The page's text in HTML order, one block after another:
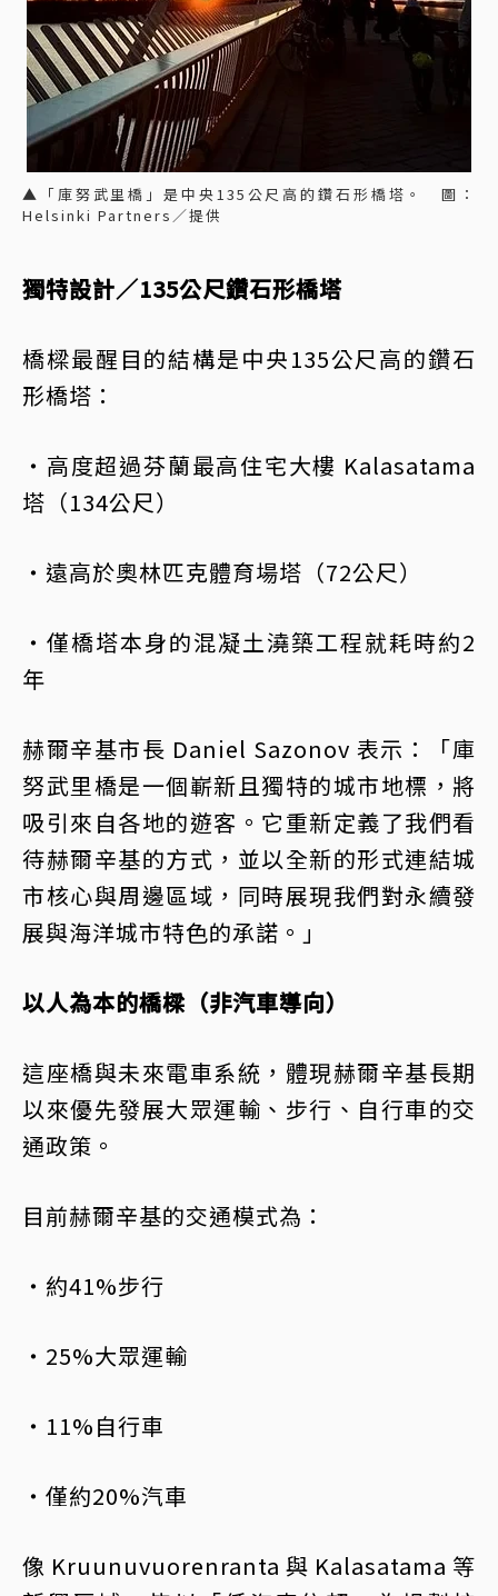
▲「庫努武里橋」是中央135公尺高的鑽石形橋塔。 圖：
Helsinki Partners／提供
獨特設計／135公尺鑽石形橋塔
橋樑最醒目的結構是中央135公尺高的鑽石
形橋塔：
・高度超過芬蘭最高住宅大樓 Kalasatama
塔（134公尺）
・遠高於奧林匹克體育場塔（72公尺）
・僅橋塔本身的混凝土澆築工程就耗時約2
年
赫爾辛基市長 Daniel Sazonov 表示：「庫
努武里橋是一個嶄新且獨特的城市地標，將
吸引來自各地的遊客。它重新定義了我們看
待赫爾辛基的方式，並以全新的形式連結城
市核心與周邊區域，同時展現我們對永續發
展與海洋城市特色的承諾。」
以人為本的橋樑（非汽車導向）
這座橋與未來電車系統，體現赫爾辛基長期
以來優先發展大眾運輸、步行、自行車的交
通政策。
目前赫爾辛基的交通模式為：
・約41%步行
・25%大眾運輸
・11%自行車
・僅約20%汽車
像 Kruunuvuorenranta 與 Kalasatama 等